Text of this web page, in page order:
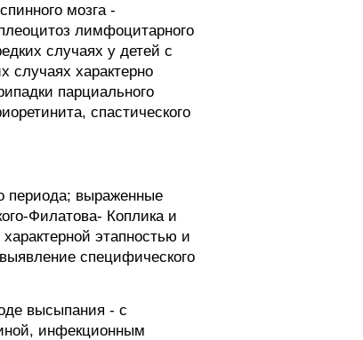
мозга -
лимфоцитарного
случаях у детей с
случаях характерно
парциального
спастического
периода; выраженные
Филатова- Коплика и
этапностью и
специфического
высыпания - с
инфекционным